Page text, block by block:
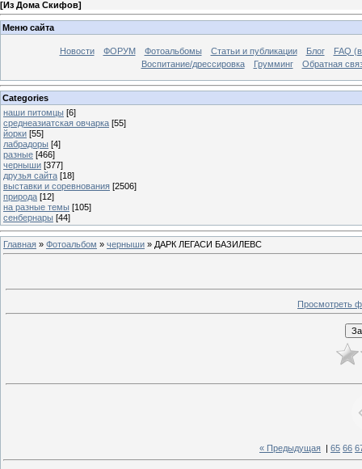
[Из Дома Скифов]
Меню сайта
Новости ФОРУМ Фотоальбомы Статьи и публикации Блог
FAQ
Воспитание/дрессировка
Грумминг Обратная
Categories
наши питомцы [6]
среднеазиатская овчарка [55]
йорки [55]
лабрадоры [4]
разные [466]
черныши [377]
друзья сайта [18]
выставки и соревнования [2506]
природа [12]
на разные темы [105]
сенбернары [44]
Главная » Фотоальбом » черныши » ДАРК ЛЕГАСИ БАЗИЛЕВС
Просмотреть
« Предыдущая | 65 66